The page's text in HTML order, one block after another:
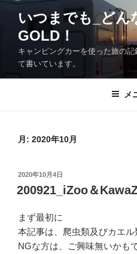
へ
いつまでも_どん
GOLD！
キャンピングカーを使った旅の
て書いています。
メ
月: 2020年10月
投
稿
日:
2020年10月4日
200921_iZoo＆
まず最初に
本記事は、爬虫類及びカエル
NGな方は、ご興味無いかも